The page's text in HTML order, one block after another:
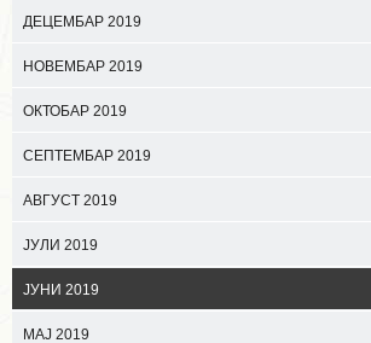
ДЕЦЕМБАР 2019
НОВЕМБАР 2019
ОКТОБАР 2019
СЕПТЕМБАР 2019
АВГУСТ 2019
ЈУЛИ 2019
ЈУНИ 2019
МАЈ 2019